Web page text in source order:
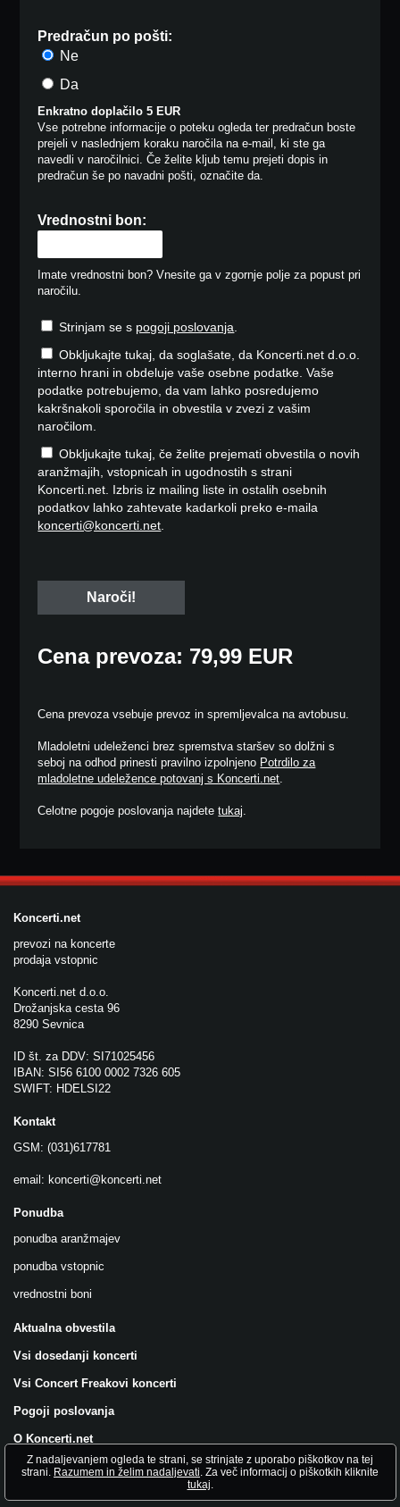
Predračun po pošti:
Ne
Da
Enkratno doplačilo 5 EUR
Vse potrebne informacije o poteku ogleda ter predračun boste
prejeli v naslednjem koraku naročila na e-mail, ki ste ga
navedli v naročilnici. Če želite kljub temu prejeti dopis in
predračun še po navadni pošti, označite da.
Vrednostni bon:
Imate vrednostni bon? Vnesite ga v zgornje polje za popust pri
naročilu.
Strinjam se s pogoji poslovanja.
Obkljukajte tukaj, da soglašate, da Koncerti.net d.o.o.
interno hrani in obdeluje vaše osebne podatke. Vaše
podatke potrebujemo, da vam lahko posredujemo
kakršnakoli sporočila in obvestila v zvezi z vašim
naročilom.
Obkljukajte tukaj, če želite prejemati obvestila o novih
aranžmajih, vstopnicah in ugodnostih s strani
Koncerti.net. Izbris iz mailing liste in ostalih osebnih
podatkov lahko zahtevate kadarkoli preko e-maila
koncerti@koncerti.net.
Cena prevoza: 79,99 EUR
Cena prevoza vsebuje prevoz in spremljevalca na avtobusu.
Mladoletni udeleženci brez spremstva staršev so dolžni s
seboj na odhod prinesti pravilno izpolnjeno Potrdilo za
mladoletne udeležence potovanj s Koncerti.net.
Celotne pogoje poslovanja najdetetukaj.
Koncerti.net
prevozi na koncerte
prodaja vstopnic
Koncerti.net d.o.o.
Drožanjska cesta 96
8290 Sevnica
ID št. za DDV: SI71025456
IBAN: SI56 6100 0002 7326 605
SWIFT: HDELSI22
Kontakt
GSM: (031)617781
email: koncerti@koncerti.net
Ponudba
ponudba aranžmajev
ponudba vstopnic
vrednostni boni
Aktualna obvestila
Vsi dosedanji koncerti
Vsi Concert Freakovi koncerti
Pogoji poslovanja
O Koncerti.net
Všečkajte nas na FB!
Z nadaljevanjem ogleda te strani, se strinjate z uporabo piškotkov na tej
strani. Razumem in želim nadaljevati. Za več informacij o piškotkih kliknite
tukaj.